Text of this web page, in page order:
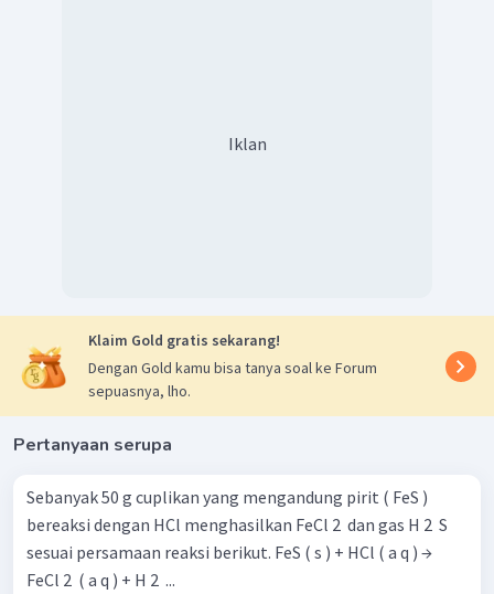
Iklan
Klaim Gold gratis sekarang!
Dengan Gold kamu bisa tanya soal ke Forum
sepuasnya, lho.
Pertanyaan serupa
Sebanyak 50 g cuplikan yang mengandung pirit ( FeS )
bereaksi dengan HCl menghasilkan FeCl 2 ​ dan gas H 2 ​ S
sesuai persamaan reaksi berikut. FeS ( s ) + HCl ( a q ) →
FeCl 2 ​ ( a q ) + H 2 ​ ...